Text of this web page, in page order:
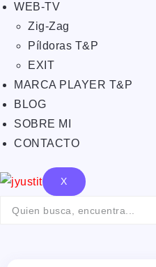
WEB-TV
Zig-Zag
Píldoras T&P
EXIT
MARCA PLAYER T&P
BLOG
SOBRE MI
CONTACTO
X